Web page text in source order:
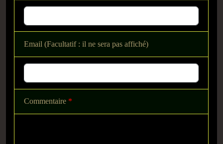
Email (Facultatif : il ne sera pas affiché)
Commentaire *